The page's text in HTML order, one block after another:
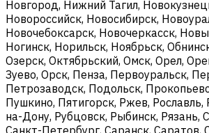
Новгород, Нижний Тагил,
Новороссийск, Новосибирск,
Новочебоксарск, Новочеркасск,
Ногинск, Норильск, Ноябрьск,
Озерск, Октябрьский, Омск, Орел,
Зуево, Орск, Пенза, Первоуральск,
Петрозаводск, Подольск,
Пушкино, Пятигорск, Ржев, Рославль,
на-Дону, Рубцовск, Рыбинск, Рязань,
Санкт-Петербург, Саранск, Саратов,